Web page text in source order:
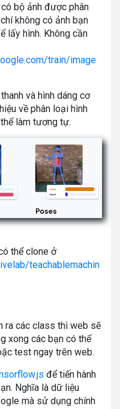
bộ ảnh được phân
không có ảnh bạn
lấy hình. Không cần
train/image
và hình dáng cơ
về phân loại hình
làm tương tự.
thể clone ở
teachablemachin
ra các class thì web sẽ
xong các bạn có thể
test ngay trên web.
để tiến hành
Nghĩa là dữ liệu
mà sử dụng chính